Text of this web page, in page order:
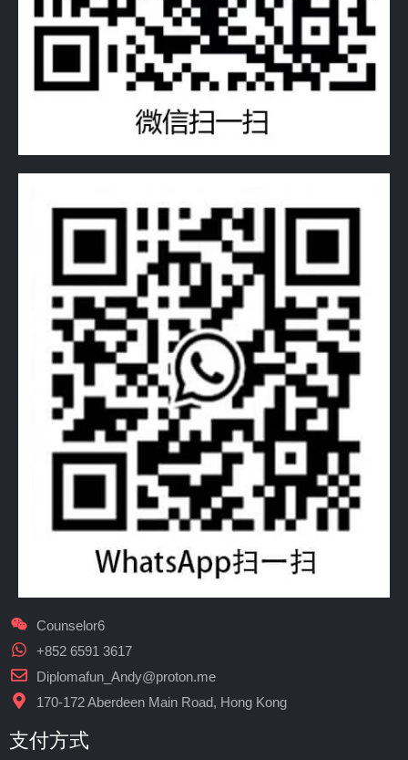
Counselor6
+852 6591 3617
Diplomafun_Andy@proton.me
170-172 Aberdeen Main Road, Hong Kong
支付方式